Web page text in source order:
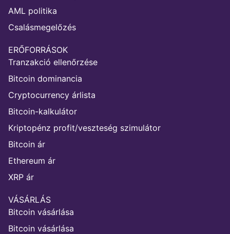
AML politika
Csalásmegelőzés
ERŐFORRÁSOK
Tranzakció ellenőrzése
Bitcoin dominancia
Cryptocurrency árlista
Bitcoin-kalkulátor
Kriptopénz profit/veszteség szimulátor
Bitcoin ár
Ethereum ár
XRP ár
VÁSÁRLÁS
Bitcoin vásárlása
Bitcoin vásárlása